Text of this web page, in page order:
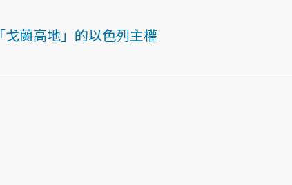
戈蘭高地」的以色列主權